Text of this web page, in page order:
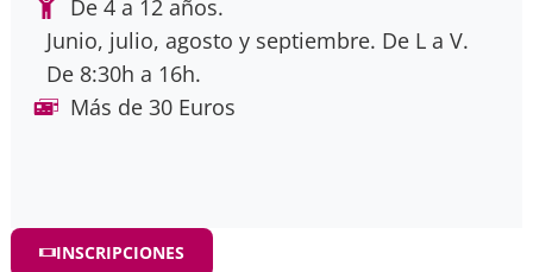
De 4 a 12 años.
Junio, julio, agosto y septiembre. De L a V.
De 8:30h a 16h.
Más de 30 Euros
INSCRIPCIONES